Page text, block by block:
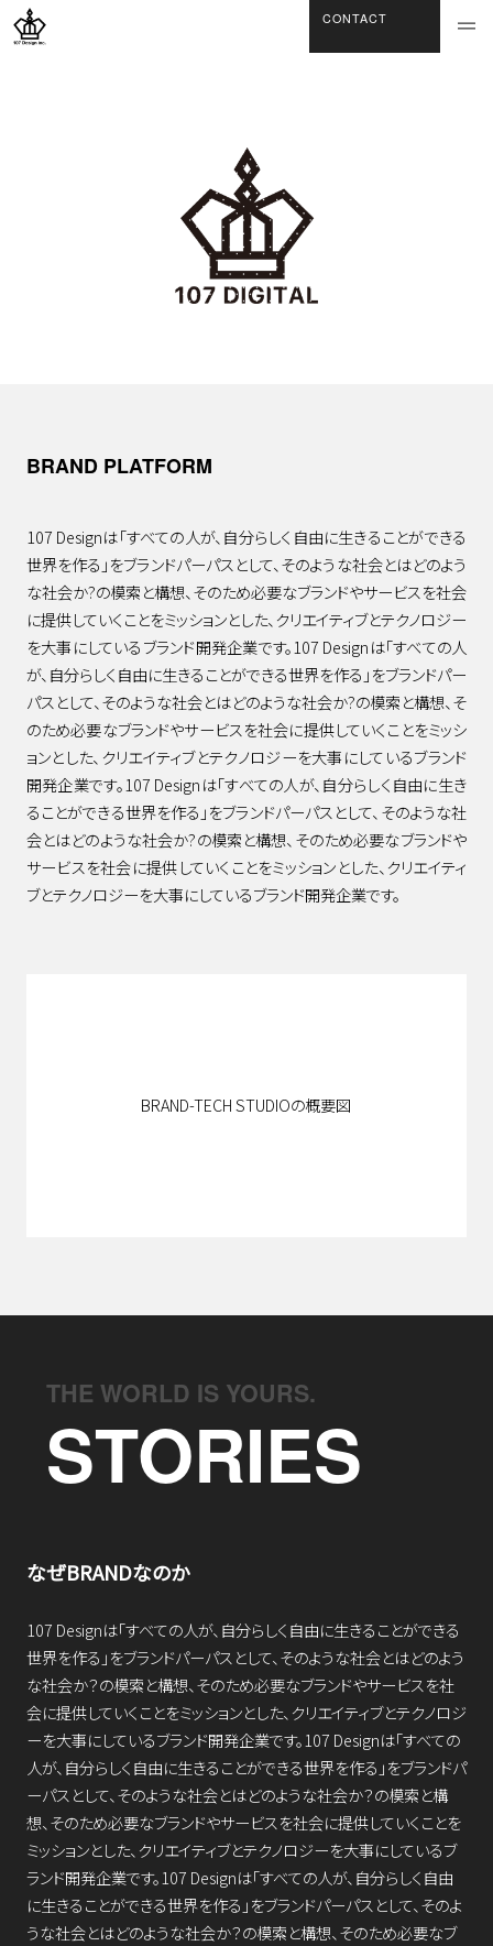
WHO WE ARE
WHAT WE DO
STORIES
CONTACT
BRAND PLATFORM
107 Designは「すべての人が、自分らしく自由に生きることができる
世界を作る」をブランドパーパスとして、そのような社会とはどのよう
な社会か?の模索と構想、そのため必要なブランドやサービスを社会
に提供していくことをミッションとした、クリエイティブとテクノロジー
を大事にしているブランド開発企業です。107 Designは「すべての人
が、自分らしく自由に生きることができる世界を作る」をブランドパー
パスとして、そのような社会とはどのような社会か?の模索と構想、そ
のため必要なブランドやサービスを社会に提供していくことをミッシ
ョンとした、クリエイティブとテクノロジーを大事にしているブランド
開発企業です。107 Designは「すべての人が、自分らしく自由に生き
ることができる世界を作る」をブランドパーパスとして、そのような社
会とはどのような社会か?の模索と構想、そのため必要なブランドや
サービスを社会に提供していくことをミッションとした、クリエイティ
ブとテクノロジーを大事にしているブランド開発企業です。
BRAND-TECH STUDIOの概要図
THE WORLD IS YOURS.
STORIES
なぜBRANDなのか
107 Designは「すべての人が、自分らしく自由に生きることができる
世界を作る」をブランドパーパスとして、そのような社会とはどのよう
な社会か？の模索と構想、そのため必要なブランドやサービスを社
会に提供していくことをミッションとした、クリエイティブとテクノロジ
ーを大事にしているブランド開発企業です。107 Designは「すべての
人が、自分らしく自由に生きることができる世界を作る」をブランドパ
ーパスとして、そのような社会とはどのような社会か？の模索と構
想、そのため必要なブランドやサービスを社会に提供していくことを
ミッションとした、クリエイティブとテクノロジーを大事にしているブ
ランド開発企業です。107 Designは「すべての人が、自分らしく自由
に生きることができる世界を作る」をブランドパーパスとして、そのよ
うな社会とはどのような社会か？の模索と構想、そのため必要なブ